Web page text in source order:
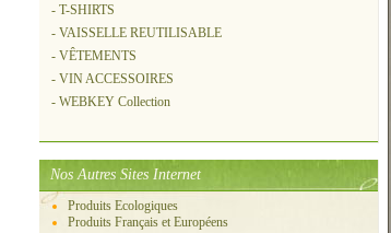
- T-SHIRTS
- VAISSELLE REUTILISABLE
- VÊTEMENTS
- VIN ACCESSOIRES
- WEBKEY Collection
Nos Autres Sites Internet
Produits Ecologiques
Produits Français et Européens